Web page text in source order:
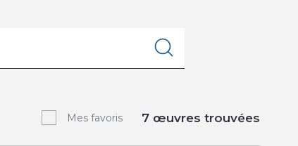
Mes favoris 7 œuvres trouvées